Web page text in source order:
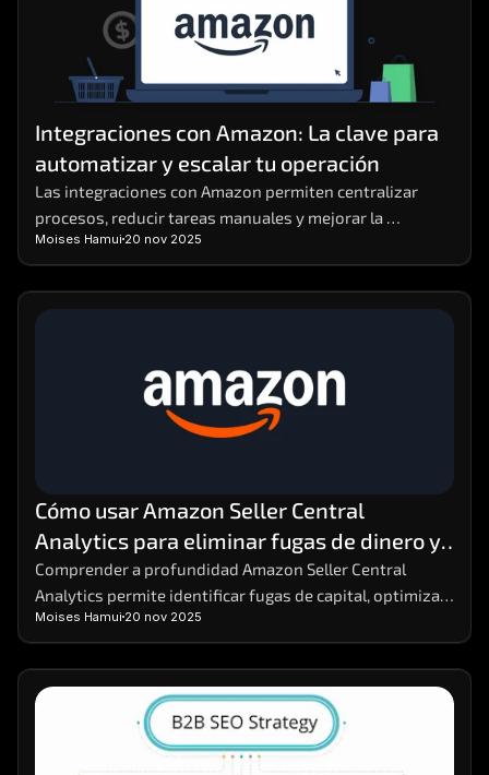
Integraciones con Amazon: La clave para
automatizar y escalar tu operación
Las integraciones con Amazon permiten centralizar
procesos, reducir tareas manuales y mejorar la
eficiencia operativa en negocios digitales.
Moises Hamui 20 nov 2025
Cómo usar Amazon Seller Central
Analytics para eliminar fugas de dinero y
aumentar la rentabilidad
Comprender a profundidad Amazon Seller Central
Analytics permite identificar fugas de capital, optimizar
decisiones y reforzar estrategias comerciales. Dominar
estos datos facilita anticipar variaciones en la demanda
y mejorar márgenes sin aumentar costos. Para análisis
comparativos avanzados, herramientas como MHA
Intelligence complementan la información con una
visión más precisa del rendimiento.
Moises Hamui 20 nov 2025